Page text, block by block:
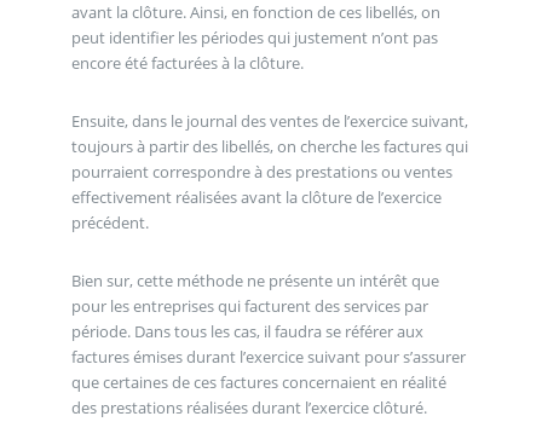
avant la clôture. Ainsi, en fonction de ces libellés, on
peut identifier les périodes qui justement n’ont pas
encore été facturées à la clôture.
Ensuite, dans le journal des ventes de l’exercice suivant,
toujours à partir des libellés, on cherche les factures qui
pourraient correspondre à des prestations ou ventes
effectivement réalisées avant la clôture de l’exercice
précédent.
Bien sur, cette méthode ne présente un intérêt que
pour les entreprises qui facturent des services par
période. Dans tous les cas, il faudra se référer aux
factures émises durant l’exercice suivant pour s’assurer
que certaines de ces factures concernaient en réalité
des prestations réalisées durant l’exercice clôturé.